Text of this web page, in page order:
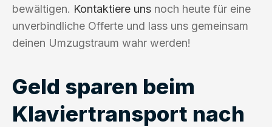
bewältigen. Kontaktiere uns noch heute für eine
unverbindliche Offerte und lass uns gemeinsam
deinen Umzugstraum wahr werden!
Geld sparen beim
Klaviertransport nach